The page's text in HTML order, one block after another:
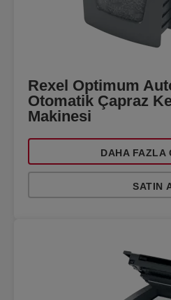
Rexel Optimum
Otomatik Çapraz
Makinesi
DAHA FAZLA
SATIN